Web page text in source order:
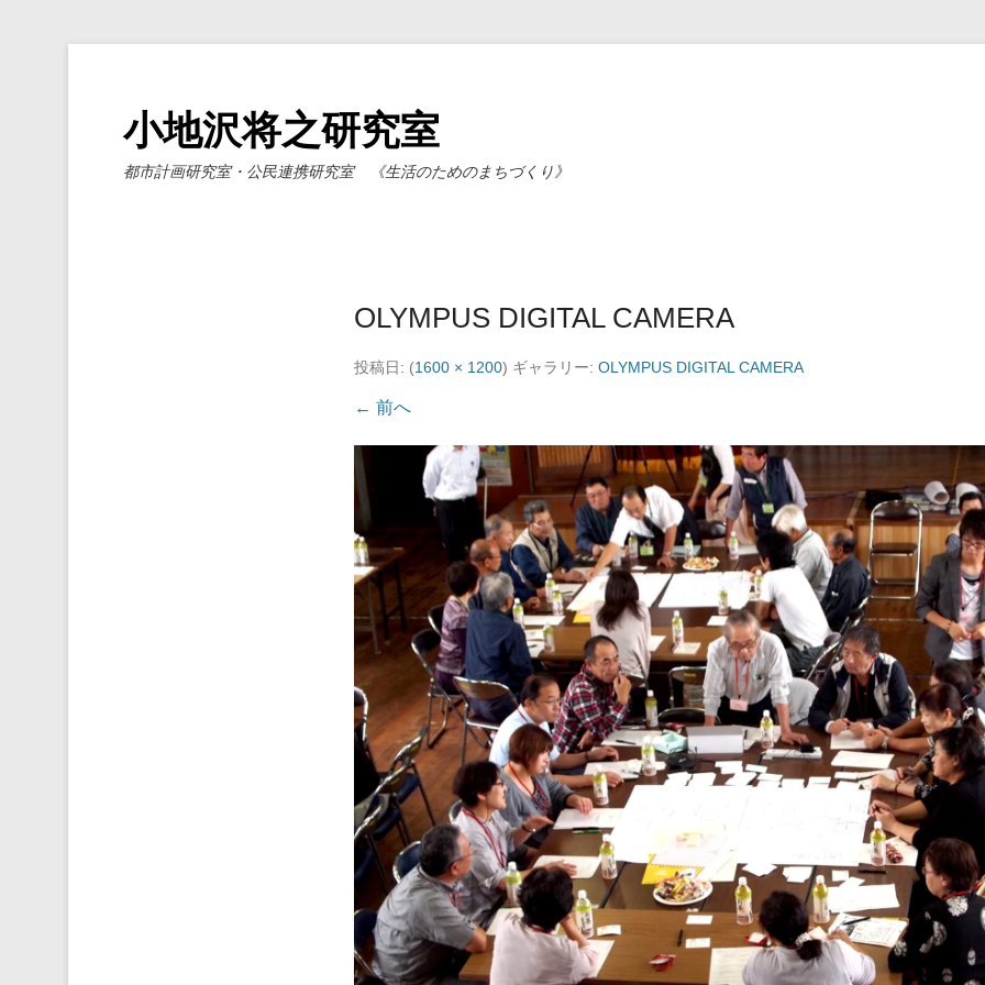
小地沢将之研究室
都市計画研究室・公民連携研究室 《生活のためのまちづくり》
OLYMPUS DIGITAL CAMERA
投稿日: (1600 × 1200) ギャラリー: OLYMPUS DIGITAL CAMERA
← 前へ